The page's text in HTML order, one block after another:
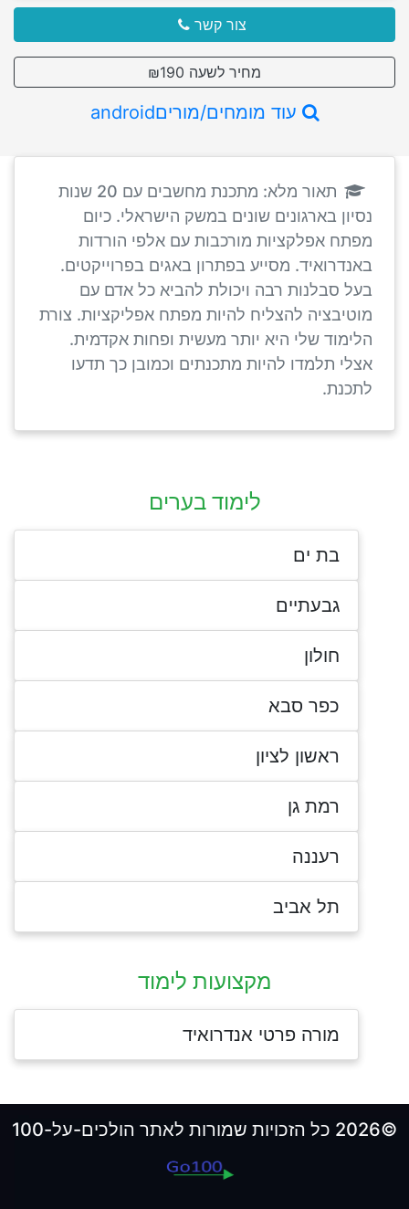
צור קשר
מחיר לשעה ₪190
עוד מומחים/מוריםandroid
תאור מלא: מתכנת מחשבים עם 20 שנות
נסיון בארגונים שונים במשק הישראלי. כיום
מפתח אפלקציות מורכבות עם אלפי הורדות
באנדרואיד. מסייע בפתרון באגים בפרוייקטים.
בעל סבלנות רבה ויכולת להביא כל אדם עם
מוטיבציה להצליח להיות מפתח אפליקציות. צורת
הלימוד שלי היא יותר מעשית ופחות אקדמית.
אצלי תלמדו להיות מתכנתים וכמובן כך תדעו
לתכנת.
לימוד בערים
בת ים
גבעתיים
חולון
כפר סבא
ראשון לציון
רמת גן
רעננה
תל אביב
מקצועות לימוד
מורה פרטי אנדרואיד
©2026 כל הזכויות שמורות לאתר הולכים-על-100